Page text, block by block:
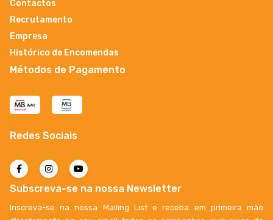
Contactos
Recrutamento
Empresa
Histórico de Encomendas
Métodos de Pagamento
Redes Sociais
Subscreva-se na nossa Newsletter
Inscreva-se na nossa Mailing List e receba em primeira mão